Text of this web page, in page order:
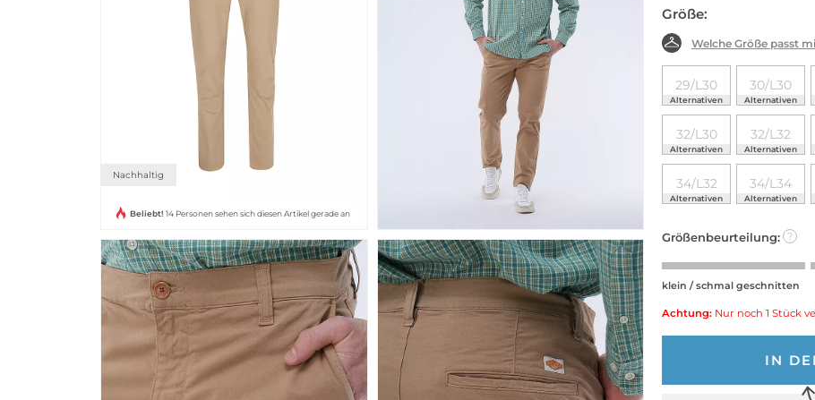
Nachhaltig
Beliebt! 14 Personen sehen sich diesen Artikel gerade an
Größe:
Welche Größe passt
29/L30
Alternativen
30/L30
Alternativen
32/L30
Alternativen
32/L32
Alternativen
34/L32
Alternativen
34/L34
Alternativen
Größenbeurteilung: ?
klein / schmal geschnitten
Achtung: Nur noch 1 Stück
IN